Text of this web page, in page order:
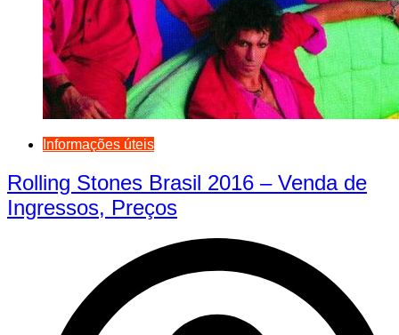
Informações úteis
Rolling Stones Brasil 2016 – Venda de
Ingressos, Preços